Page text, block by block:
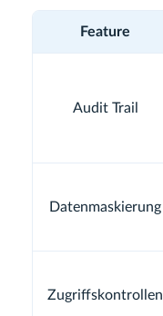
Feature
Audit Trail
Datenmaskierung
Zugriffskontrollen